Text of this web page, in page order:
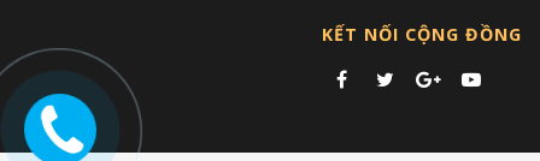
KẾT NỐI CỘNG ĐỒNG